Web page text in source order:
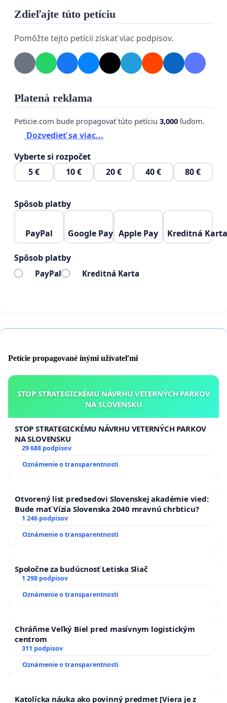
Zdieľajte túto petíciu
Pomôžte tejto petícii získať viac podpisov.
Platená reklama
Peticie.com bude propagovať túto petíciu 3,000 ľuďom.
Dozvedieť sa viac...
Vyberte si rozpočet
5 €
10 € 20 € 40 € 80 €
Spôsob platby
PayPal Google Pay Apple Pay Kreditná Karta
Spôsob platby
PayPal Kreditná Karta
Petície propagované inými užívateľmi
STOP STRATEGICKÉMU NÁVRHU VETERNÝCH PARKOV
NA SLOVENSKU
STOP STRATEGICKÉMU NÁVRHU VETERNÝCH PARKOV
NA SLOVENSKU
29 688 podpisov
Oznámenie o transparentnosti
Otvorený list predsedovi Slovenskej akadémie vied:
Bude mať Vízia Slovenska 2040 mravnú chrbticu?
1 246 podpisov
Oznámenie o transparentnosti
Spoločne za budúcnosť Letiska Sliač
1 298 podpisov
Oznámenie o transparentnosti
Chráňme Veľký Biel pred masívnym logistickým
centrom
311 podpisov
Oznámenie o transparentnosti
Katolícka náuka ako povinný predmet [Viera je z